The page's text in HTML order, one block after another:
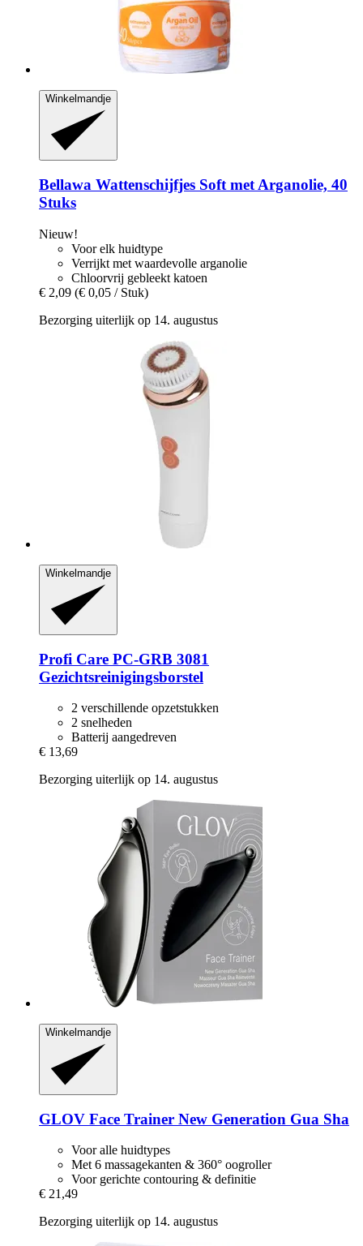
Winkelmandje
Bellawa Wattenschijfjes Soft met Arganolie, 40
Stuks
Nieuw!
Voor elk huidtype
Verrijkt met waardevolle arganolie
Chloorvrij gebleekt katoen
€ 2,09 (€ 0,05 / Stuk)
Bezorging uiterlijk op 14. augustus
Winkelmandje
Profi Care PC-​GRB 3081
Gezichtsreinigingsborstel
2 verschillende opzetstukken
2 snelheden
Batterij aangedreven
€ 13,69
Bezorging uiterlijk op 14. augustus
Winkelmandje
GLOV Face Trainer New Generation Gua Sha
Voor alle huidtypes
Met 6 massagekanten & 360° oogroller
Voor gerichte contouring & definitie
€ 21,49
Bezorging uiterlijk op 14. augustus